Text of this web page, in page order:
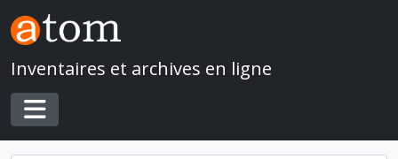
Skip to main content
Inventaires et archives en ligne
Toggle navigation